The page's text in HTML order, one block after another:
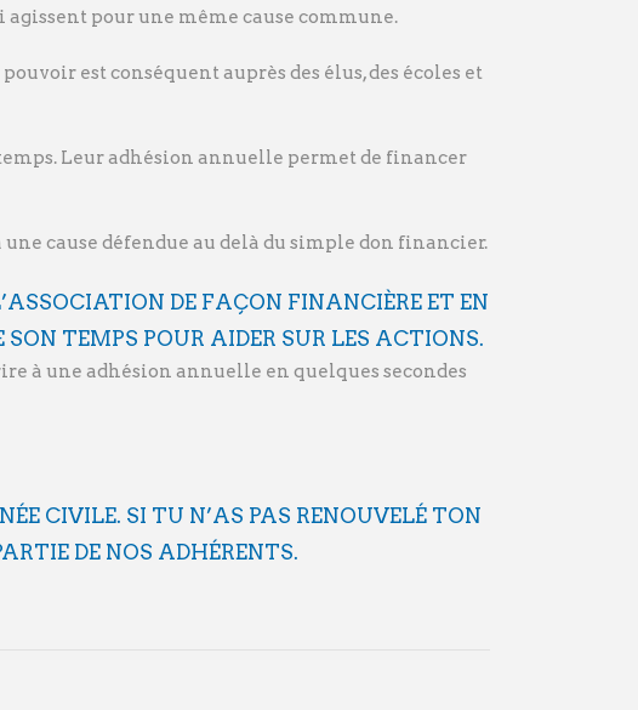
agissent pour une même cause commune.
est conséquent auprès des élus, des écoles et
Leur adhésion annuelle permet de financer
cause défendue au delà du simple don financier.
DE FAÇON FINANCIÈRE ET EN
TEMPS POUR AIDER SUR LES ACTIONS.
à une adhésion annuelle en quelques secondes
CIVILE. SI TU N’AS PAS RENOUVELÉ TON
DE NOS ADHÉRENTS.